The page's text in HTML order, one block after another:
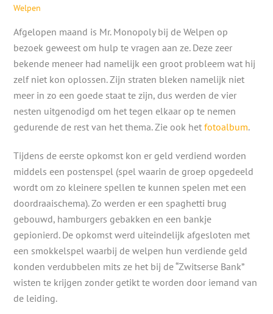
Welpen
Afgelopen maand is Mr. Monopoly bij de Welpen op
bezoek geweest om hulp te vragen aan ze. Deze zeer
bekende meneer had namelijk een groot probleem wat hij
zelf niet kon oplossen. Zijn straten bleken namelijk niet
meer in zo een goede staat te zijn, dus werden de vier
nesten uitgenodigd om het tegen elkaar op te nemen
gedurende de rest van het thema. Zie ook hetfotoalbum.
Tijdens de eerste opkomst kon er geld verdiend worden
middels een postenspel (spel waarin de groep opgedeeld
wordt om zo kleinere spellen te kunnen spelen met een
doordraaischema). Zo werden er een spaghetti brug
gebouwd, hamburgers gebakken en een bankje
gepionierd. De opkomst werd uiteindelijk afgesloten met
een smokkelspel waarbij de welpen hun verdiende geld
konden verdubbelen mits ze het bij de “Zwitserse Bank”
wisten te krijgen zonder getikt te worden door iemand van
de leiding.